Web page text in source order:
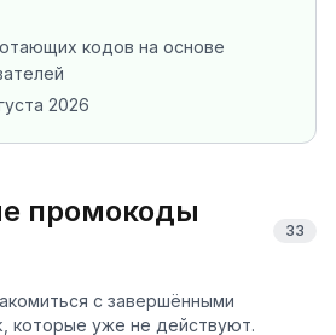
кодов на основе
2026
промокоды
33
с завершёнными
которые уже не действуют.